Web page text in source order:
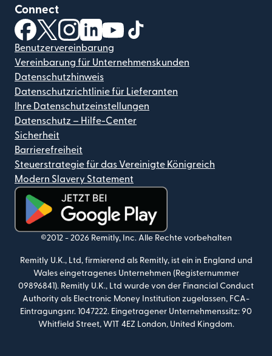
Connect
(wird in einem neuen Fenster geöffnet)
(wird in einem neuen Fenster geöffnet)
(wird in einem neuen Fenster geöffnet)
(wird in einem neuen Fenster geöffnet)
(wird in einem neuen Fenster
Benutzervereinbarung
Vereinbarung für Unternehmenskunden
Datenschutzhinweis
Datenschutzrichtlinie für Lieferanten
Ihre Datenschutzeinstellungen
Datenschutz – Hilfe-Center
Sicherheit
Barrierefreiheit
Steuerstrategie für das Vereinigte Königreich
Modern Slavery Statement
(wird in einem neuen Fenster geöffnet)
©2012 - 2026 Remitly, Inc. Alle Rechte vorbehalten
Remitly U.K., Ltd, firmierend als Remitly, ist ein in England und
Wales eingetragenes Unternehmen (Registernummer
09896841). Remitly U.K., Ltd wurde von der Financial Conduct
Authority als Electronic Money Institution zugelassen, FCA-
Eintragungsnr. 1047222. Eingetragener Unternehmenssitz: 90
Whitfield Street, W1T 4EZ London, United Kingdom.